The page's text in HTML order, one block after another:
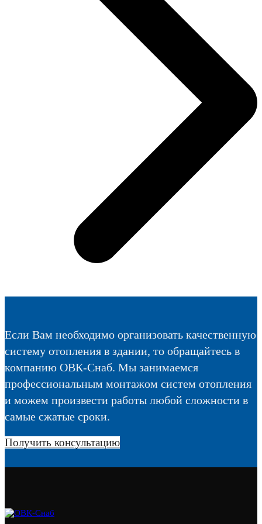
Если Вам необходимо организовать качественную
систему отопления в здании, то обращайтесь в
компанию ОВК-Снаб. Мы занимаемся
профессиональным монтажом систем отопления
и можем произвести работы любой сложности в
самые сжатые сроки.
Получить консультацию